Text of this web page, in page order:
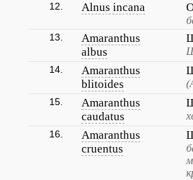
12. Alnus incana
13.
Amaranthus
albus
14.
Amaranthus
blitoides
15.
Amaranthus
caudatus
16.
Amaranthus
cruentus